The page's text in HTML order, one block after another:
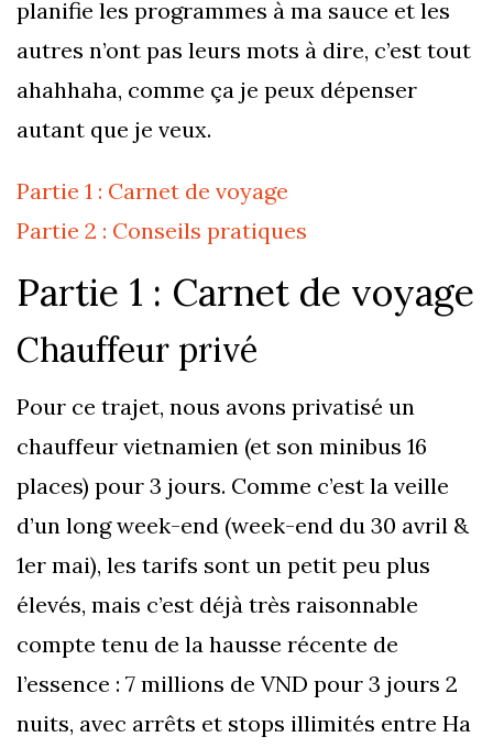
planifie les programmes à ma sauce et les
autres n’ont pas leurs mots à dire, c’est tout
ahahhaha, comme ça je peux dépenser
autant que je veux.
Partie 1 : Carnet de voyage
Partie 2 : Conseils pratiques
Partie 1 : Carnet de voyage
Chauffeur privé
Pour ce trajet, nous avons privatisé un
chauffeur vietnamien (et son minibus 16
places) pour 3 jours. Comme c’est la veille
d’un long week-end (week-end du 30 avril &
1er mai), les tarifs sont un petit peu plus
élevés, mais c’est déjà très raisonnable
compte tenu de la hausse récente de
l’essence : 7 millions de VND pour 3 jours 2
nuits, avec arrêts et stops illimités entre Ha